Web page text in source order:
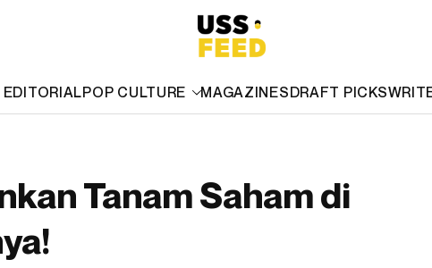
EDITORIALPOP CULTURE MAGAZINESDRAFT PICKS
Tanam Saham di